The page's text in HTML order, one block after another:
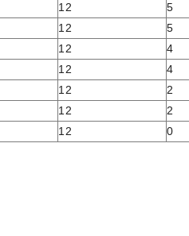
12 5
12 5
12 4
12 4
12 2
12 2
12 0